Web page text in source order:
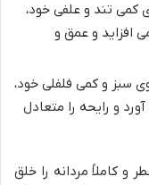
کمی تند و علفی خود،
افزاید و عمق و
سبز و کمی فلفلی خود،
و رایحه را متعادل
و کاملاً مردانه را خلق